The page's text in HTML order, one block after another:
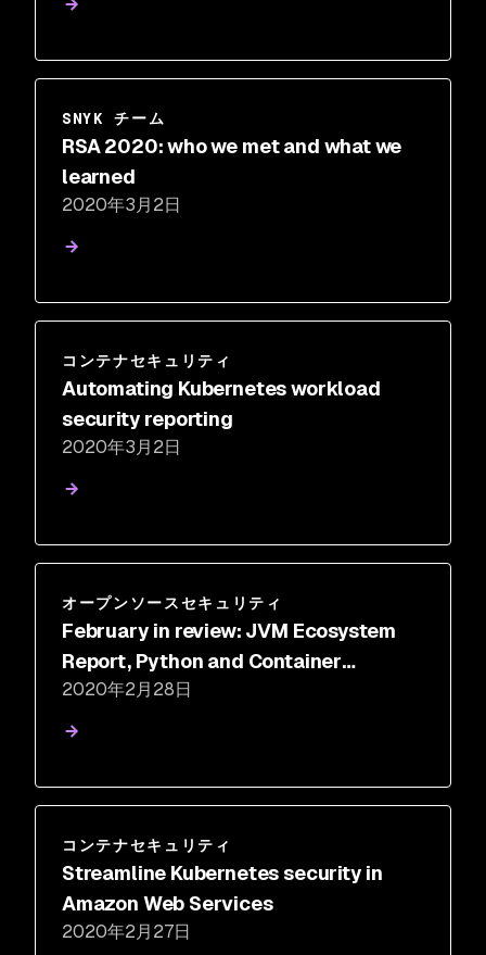
SNYK チーム
RSA 2020: who we met and what we
learned
2020年3月2日
コンテナセキュリティ
Automating Kubernetes workload
security reporting
2020年3月2日
オープンソースセキュリティ
February in review: JVM Ecosystem
Report, Python and Container
Updates, and more
2020年2月28日
コンテナセキュリティ
Streamline Kubernetes security in
Amazon Web Services
2020年2月27日